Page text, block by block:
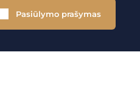
Pasiūlymo prašymas